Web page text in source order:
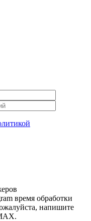
время обработки
напишите